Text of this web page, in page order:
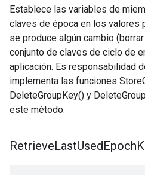
Establece las variables de
claves de época en los valores
se produce algún cambio
conjunto de claves de ciclo de
aplicación. Es responsabilidad
implementa las funciones
DeleteGroupKey() y
este método.
RetrieveLastUsedEpoch